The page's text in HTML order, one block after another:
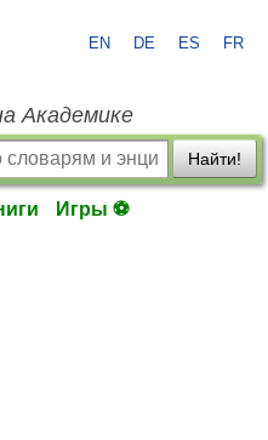
EN DE ES FR
Академике
Найти!
Игры ⚽